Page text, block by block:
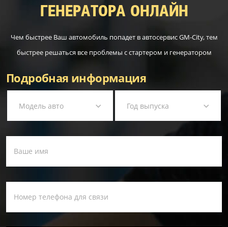
ГЕНЕРАТОРА ОНЛАЙН
Чем быстрее Ваш автомобиль попадет в автосервис GM-City, тем
быстрее решаться все проблемы с стартером и генератором
Подробная информация
Модель авто Год выпуска